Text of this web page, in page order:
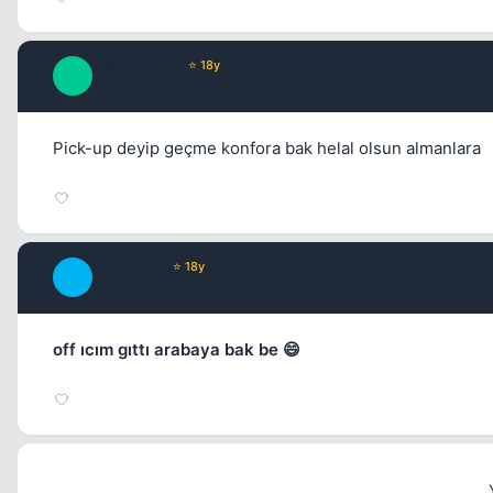
⭐ 18y
Pick-up deyip geçme konfora bak helal olsun almanlara
⭐ 18y
off ıcım gıttı arabaya bak be 😄